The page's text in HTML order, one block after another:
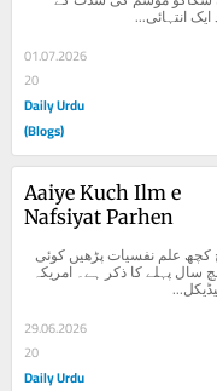
ایک انتہائی...
01.07.2026
20
Daily Urdu
(Blogs)
Aaiye Kuch Ilm e
Nafsiyat Parhen
29.06.2026
20
Daily Urdu